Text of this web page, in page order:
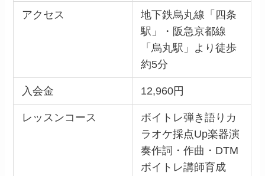
アクセス
地下鉄烏丸線「四条
駅」・阪急京都線
「烏丸駅」より徒歩
約5分
入会金 12,960円
レッスンコース
ボイトレ弾き語りカ
ラオケ採点Up楽器演
奏作詞・作曲・DTM
ボイトレ講師育成